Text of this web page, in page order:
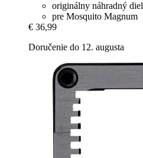
originálny náhradný diel
pre Mosquito Magnum
€ 36,99
Doručenie do 12. augusta